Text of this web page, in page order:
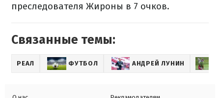
преследователя Жироны в 7 очков.
Связанные темы:
РЕАЛ ФУТБОЛ АНДРЕЙ ЛУНИН